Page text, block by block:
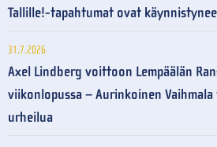
Tallille!-tapahtumat ovat
31.7.2026
Axel Lindberg voittoon Lempäälän
viikonlopussa – Aurinkoinen
urheilua